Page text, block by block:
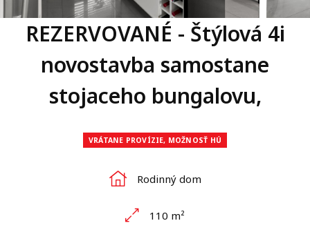
REZERVOVANÉ - Štýlová 4i
novostavba samostane
stojaceho bungalovu,
VRÁTANE PROVÍZIE, MOŽNOSŤ HÚ
Rodinný dom
110 m²